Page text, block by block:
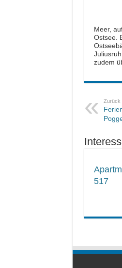
Meer,
Ostsee.
zudem
Zurück
517